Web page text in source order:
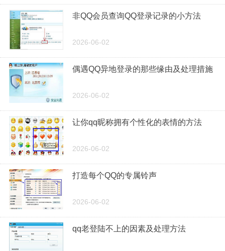
非QQ会员查询QQ登录记录的小方法
2026-06-02
偶遇QQ异地登录的那些缘由及处理措施
2026-06-02
让你qq昵称拥有个性化的表情的方法
2026-06-02
打造每个QQ的专属铃声
2026-06-02
qq老登陆不上的因素及处理方法